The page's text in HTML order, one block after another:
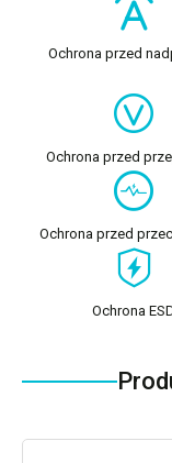
Ochrona przed
Ochrona przed
Ochrona przed
Ochrona